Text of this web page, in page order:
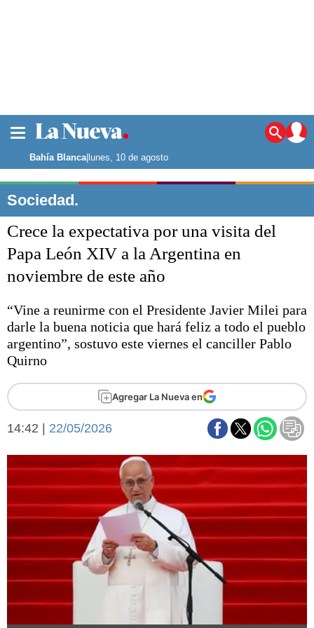
Noticias
La ciudad
Punta Alta
El mundo
Seguridad
Opinión
Escenario Olímpico
Liga del Sur
Básquetbol
Fútbol
Arte y cultura
Cines
Economía y campo
Economía y finanzas
Con el campo
Espacio empresas
libre
Sociedad
Tecnología
Turismo
Salud
Es viral
Bahía Blanca|lunes, 10 de agosto
Sociedad.
Crece la expectativa por una visita del
Papa León XIV a la Argentina en
noviembre de este año
“Vine a reunirme con el Presidente Javier Milei para
darle la buena noticia que hará feliz a todo el pueblo
argentino”, sostuvo este viernes el canciller Pablo
Quirno
Agregar La Nueva en
14:42 | 22/05/2026